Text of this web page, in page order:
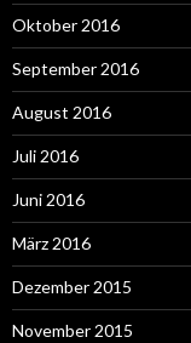
Oktober 2016
September 2016
August 2016
Juli 2016
Juni 2016
März 2016
Dezember 2015
November 2015